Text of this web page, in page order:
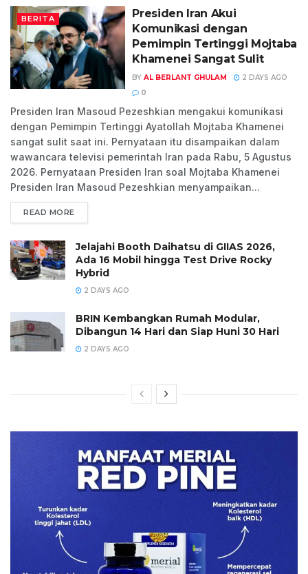
BERITA
Presiden Iran Akui
Komunikasi dengan
Pemimpin Tertinggi Mojtaba
Khamenei Sangat Sulit
BY AL BERLANT GHULAM
2 DAYS AGO
0
Presiden Iran Masoud Pezeshkian mengakui komunikasi
dengan Pemimpin Tertinggi Ayatollah Mojtaba Khamenei
sangat sulit saat ini. Pernyataan itu disampaikan dalam
wawancara televisi pemerintah Iran pada Rabu, 5 Agustus
2026. Pernyataan Presiden Iran soal Mojtaba Khamenei
Presiden Iran Masoud Pezeshkian menyampaikan...
READ MORE
Jelajahi Booth Daihatsu di GIIAS 2026,
Ada 16 Mobil hingga Test Drive Rocky
Hybrid
2 DAYS AGO
BRIN Kembangkan Rumah Modular,
Dibangun 14 Hari dan Siap Huni 30 Hari
2 DAYS AGO